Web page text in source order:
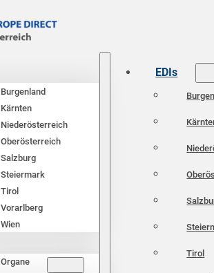
Burgenland
Kärnten
Niederösterreich
Oberösterreich
Salzburg
Steiermark
Tirol
Vorarlberg
Wien
Organe
EDIs
Tirol